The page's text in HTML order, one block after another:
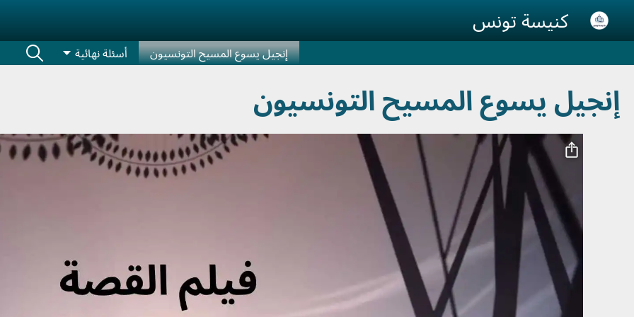
Skip to main content
كنيسة تونس
إنجيل يسوع المسيح التونسيون أسئلة نهائية
إنجيل يسوع المسيح التونسيون
ملف فيديو